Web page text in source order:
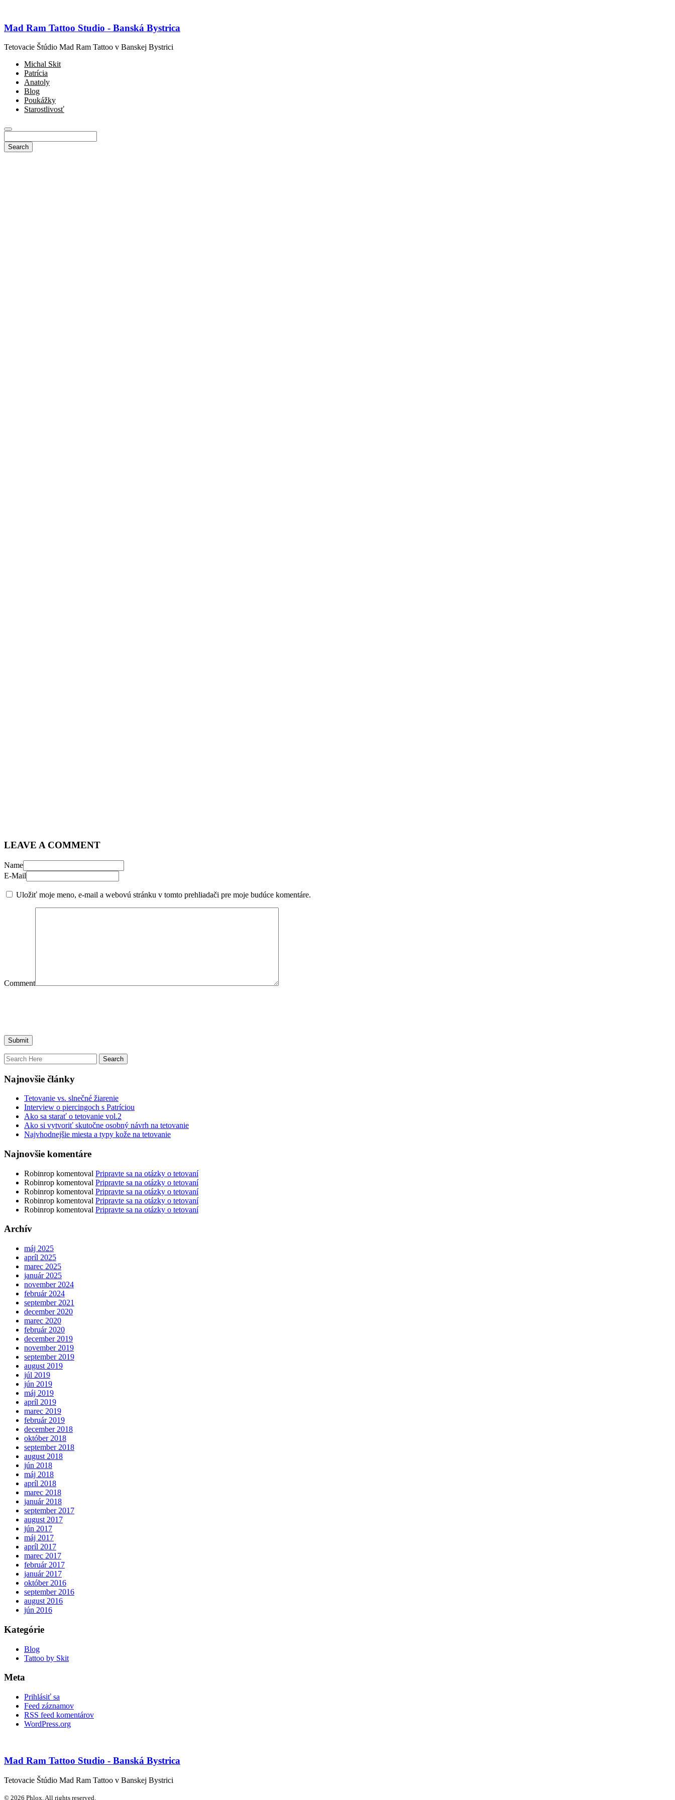
Mad Ram Tattoo Studio - Banská Bystrica
Tetovacie Štúdio Mad Ram Tattoo v Banskej Bystrici
Michal Skit
Patrícia
Anatoly
Blog
Poukážky
Starostlivosť
LEAVE A COMMENT
Name
E-Mail
Uložiť moje meno, e-mail a webovú stránku v tomto prehliadači pre moje budúce komentáre.
Comment
Najnovšie články
Tetovanie vs. slnečné žiarenie
Interview o piercingoch s Patríciou
Ako sa starať o tetovanie vol.2
Ako si vytvoriť skutočne osobný návrh na tetovanie
Najvhodnejšie miesta a typy kože na tetovanie
Najnovšie komentáre
Robinrop komentoval Pripravte sa na otázky o tetovaní
Robinrop komentoval Pripravte sa na otázky o tetovaní
Robinrop komentoval Pripravte sa na otázky o tetovaní
Robinrop komentoval Pripravte sa na otázky o tetovaní
Robinrop komentoval Pripravte sa na otázky o tetovaní
Archív
máj 2025
apríl 2025
marec 2025
január 2025
november 2024
február 2024
september 2021
december 2020
marec 2020
február 2020
december 2019
november 2019
september 2019
august 2019
júl 2019
jún 2019
máj 2019
apríl 2019
marec 2019
február 2019
december 2018
október 2018
september 2018
august 2018
jún 2018
máj 2018
apríl 2018
marec 2018
január 2018
september 2017
august 2017
jún 2017
máj 2017
apríl 2017
marec 2017
február 2017
január 2017
október 2016
september 2016
august 2016
jún 2016
Kategórie
Blog
Tattoo by Skit
Meta
Prihlásiť sa
Feed záznamov
RSS feed komentárov
WordPress.org
Mad Ram Tattoo Studio - Banská Bystrica
Tetovacie Štúdio Mad Ram Tattoo v Banskej Bystrici
© 2026 Phlox. All rights reserved.